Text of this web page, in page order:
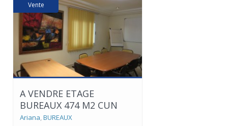
Vente
A VENDRE ETAGE
BUREAUX 474 M2 CUN
Ariana,BUREAUX